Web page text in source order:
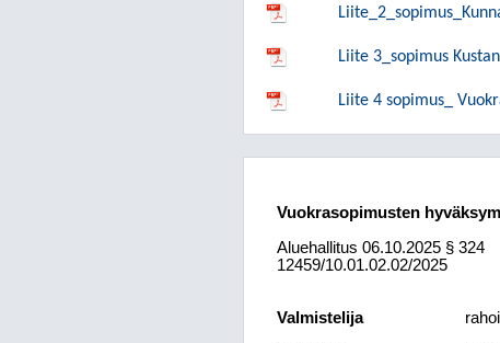
Liite 3_sopimus
Liite 4 sopimus_
Vuokrasopimusten
Aluehallitus 06.10.2025 § 324
12459/10.01.02.02/2025
Valmistelija